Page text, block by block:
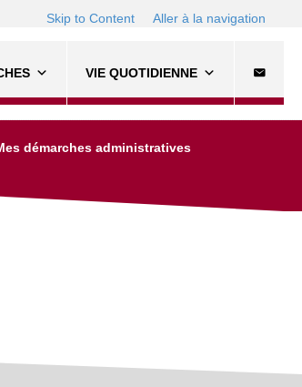
Skip to Content Aller à la navigation
VIE QUOTIDIENNE
démarches administratives